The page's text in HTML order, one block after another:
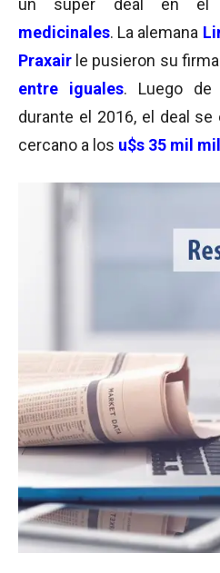
un súper deal en el
medicinales. La alemana
Praxair le pusieron su
entre iguales. Luego de
durante el 2016, el deal
cercano a los u$s 35 mil